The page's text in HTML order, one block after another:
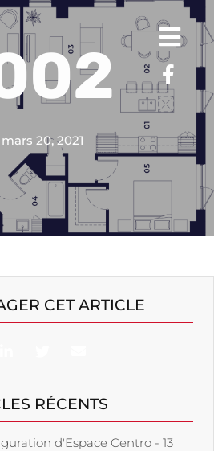
mars 20, 2021
CET ARTICLE
RÉCENTS
d'Espace Centro - 13